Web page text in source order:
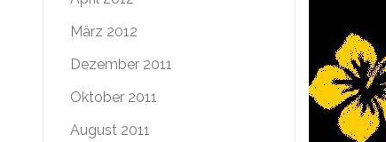
März 2012
Dezember 2011
Oktober 2011
August 2011